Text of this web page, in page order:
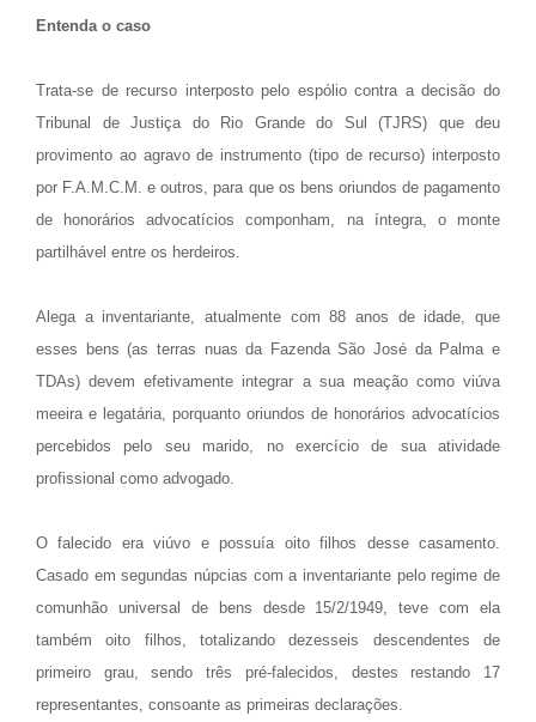
Entenda o caso
Trata-se de recurso interposto pelo espólio contra a decisão do
Tribunal de Justiça do Rio Grande do Sul (TJRS) que deu
provimento ao agravo de instrumento (tipo de recurso) interposto
por F.A.M.C.M. e outros, para que os bens oriundos de pagamento
de honorários advocatícios componham, na íntegra, o monte
partilhável entre os herdeiros.
Alega a inventariante, atualmente com 88 anos de idade, que
esses bens (as terras nuas da Fazenda São José da Palma e
TDAs) devem efetivamente integrar a sua meação como viúva
meeira e legatária, porquanto oriundos de honorários advocatícios
percebidos pelo seu marido, no exercício de sua atividade
profissional como advogado.
O falecido era viúvo e possuía oito filhos desse casamento.
Casado em segundas núpcias com a inventariante pelo regime de
comunhão universal de bens desde 15/2/1949, teve com ela
também oito filhos, totalizando dezesseis descendentes de
primeiro grau, sendo três pré-falecidos, destes restando 17
representantes, consoante as primeiras declarações.